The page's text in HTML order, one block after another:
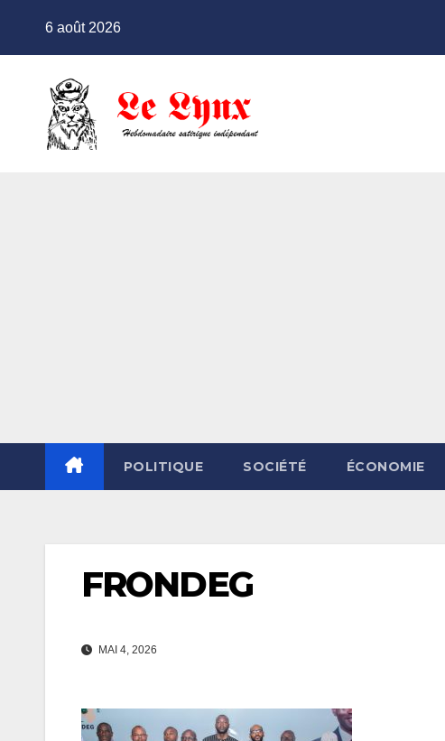
6 août 2026
POLITIQUE SOCIÉTÉ ÉCONOMIE
FRONDEG
MAI 4, 2026